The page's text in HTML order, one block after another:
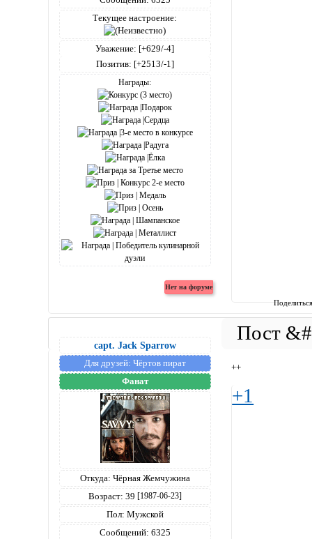
Текущее настроение:
Уважение: [+629/-4]
Позитив: [+2513/-1]
Награды:
capt. Jack Sparrow
Для друзей: Чёртов пират
Фанат
Откуда: Чёрная Жемчужина
Возраст: 39 [1987-06-23]
Пол: Мужской
Сообщений: 6325
++
+1